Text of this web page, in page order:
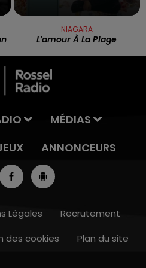
NIAGARA
L'amour À La Plage
MÉDIAS
ANNONCEURS
Légales
Recrutement
des cookies Plan du site